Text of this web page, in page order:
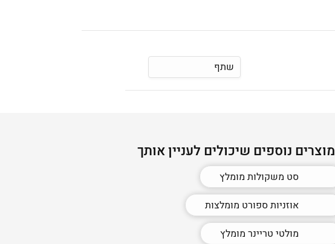
שתף
מוצרים נוספים שיכולים לעניין אותך
סט משקולות מומלץ
אוזניות ספורט מומלצות
מולטי טריינר מומלץ